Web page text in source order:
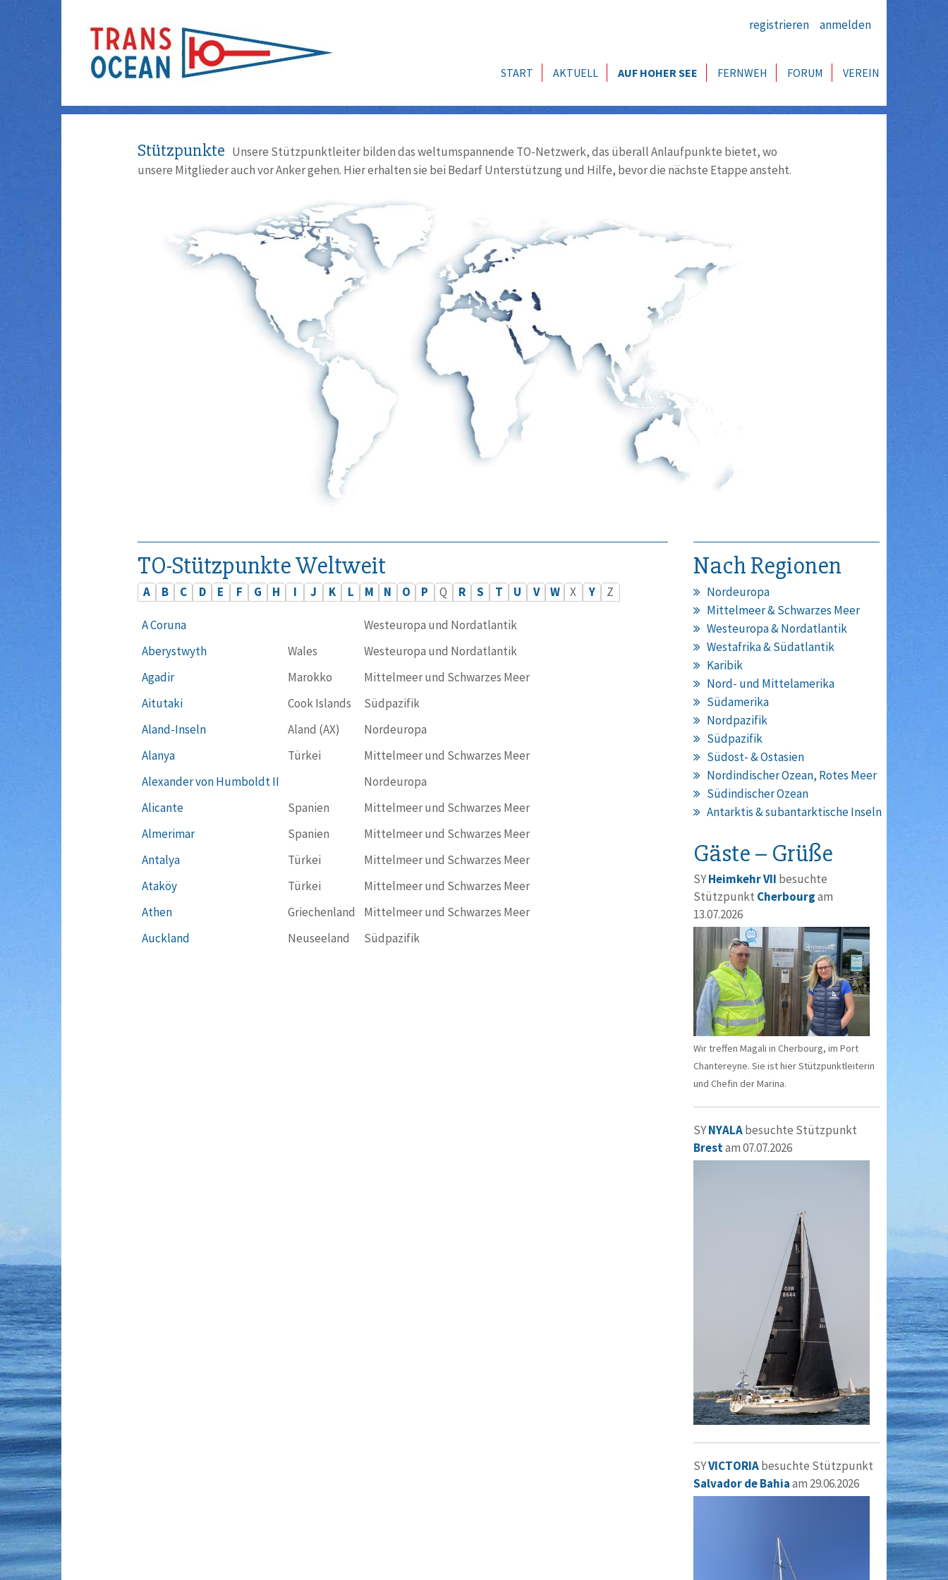
registrieren anmelden
START AKTUELL AUF HOHER SEE FERNWEH FORUM VEREIN
Stützpunkte Unsere Stützpunktleiter bilden das weltumspannende TO-Netzwerk, das überall Anlaufpunkte bietet, wo
unsere Mitglieder auch vor Anker gehen. Hier erhalten sie bei Bedarf Unterstützung und Hilfe, bevor die nächste Etappe ansteht.
TO-Stützpunkte Weltweit
A B C D E F G H I J K L M N O P Q R S T U V W X Y Z
A Coruna
Westeuropa und Nordatlantik
Aberystwyth
Wales
Westeuropa und Nordatlantik
Agadir
Marokko
Mittelmeer und Schwarzes Meer
Aitutaki
Cook Islands
Südpazifik
Aland-Inseln
Aland (AX)
Nordeuropa
Alanya
Türkei
Mittelmeer und Schwarzes Meer
Alexander von Humboldt II
Nordeuropa
Alicante
Spanien
Mittelmeer und Schwarzes Meer
Almerimar
Spanien
Mittelmeer und Schwarzes Meer
Antalya
Türkei
Mittelmeer und Schwarzes Meer
Ataköy
Türkei
Mittelmeer und Schwarzes Meer
Athen
Griechenland
Mittelmeer und Schwarzes Meer
Auckland
Neuseeland Südpazifik
Nach Regionen
Nordeuropa
Mittelmeer & Schwarzes Meer
Westeuropa & Nordatlantik
Westafrika & Südatlantik
Karibik
Nord- und Mittelamerika
Südamerika
Nordpazifik
Südpazifik
Südost- & Ostasien
Nordindischer Ozean, Rotes Meer
Südindischer Ozean
Antarktis & subantarktische Inseln
Gäste – Grüße
SYHeimkehr VII besuchte
Stützpunkt Cherbourgam
13.07.2026
Wir treffen Magali in Cherbourg, im Port
Chantereyne. Sie ist hier Stützpunktleiterin
und Chefin der Marina.
SYNYALAbesuchte Stützpunkt
Brestam 07.07.2026
SYVICTORIAbesuchte Stützpunkt
Salvador de Bahiaam 29.06.2026